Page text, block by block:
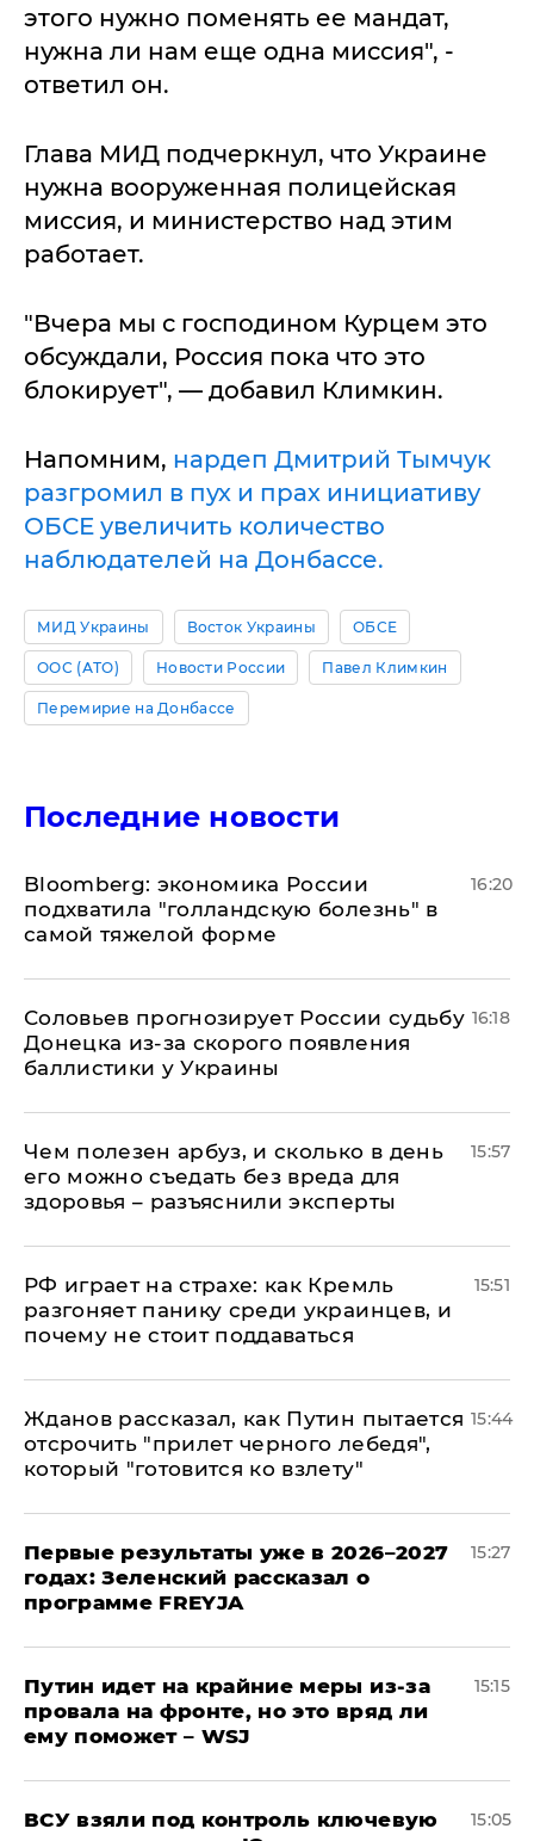
этого нужно поменять ее мандат,
нужна ли нам еще одна миссия", -
ответил он.
Глава МИД подчеркнул, что Украине
нужна вооруженная полицейская
миссия, и министерство над этим
работает.
"Вчера мы с господином Курцем это
обсуждали, Россия пока что это
блокирует", — добавил Климкин.
Напомним, нардеп Дмитрий Тымчук
разгромил в пух и прах инициативу
ОБСЕ увеличить количество
наблюдателей на Донбассе.
МИД Украины Восток Украины ОБСЕ
ООС (АТО) Новости России Павел Климкин
Перемирие на Донбассе
Последние новости
Bloomberg: экономика России
подхватила "голландскую болезнь" в
самой тяжелой форме
16:20
Соловьев прогнозирует России судьбу
Донецка из-за скорого появления
баллистики у Украины
16:18
Чем полезен арбуз, и сколько в день
его можно съедать без вреда для
здоровья – разъяснили эксперты
15:57
РФ играет на страхе: как Кремль
разгоняет панику среди украинцев, и
почему не стоит поддаваться
15:51
Жданов рассказал, как Путин пытается
отсрочить "прилет черного лебедя",
который "готовится ко взлету"
15:44
Первые результаты уже в 2026–2027
годах: Зеленский рассказал о
программе FREYJA
15:27
Путин идет на крайние меры из-за
провала на фронте, но это вряд ли
ему поможет – WSJ
15:15
ВСУ взяли под контроль ключевую
15:05